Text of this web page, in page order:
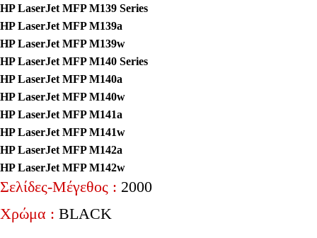
HP LaserJet MFP M139 Series
HP LaserJet MFP M139a
HP LaserJet MFP M139w
HP LaserJet MFP M140 Series
HP LaserJet MFP M140a
HP LaserJet MFP M140w
HP LaserJet MFP M141a
HP LaserJet MFP M141w
HP LaserJet MFP M142a
HP LaserJet MFP M142w
Σελίδες-Mέγεθος : 2000
Χρώμα : BLACK